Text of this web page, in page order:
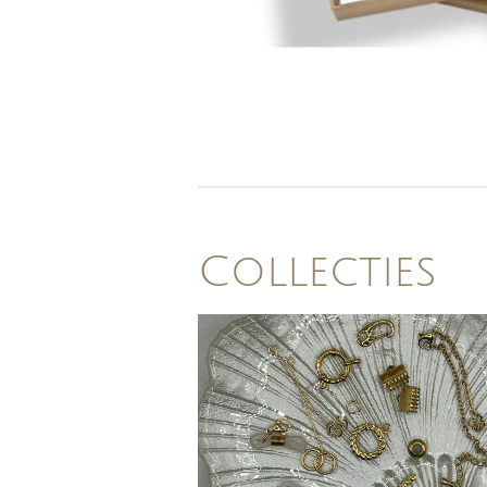
Collecties